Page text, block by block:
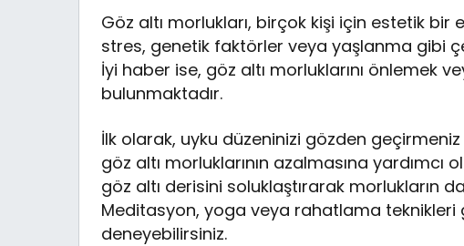
Göz altı morlukları, birçok kişi için estetik bir
stres, genetik faktörler veya yaşlanma gibi
İyi haber ise, göz altı morluklarını önlemek
bulunmaktadır.
İlk olarak, uyku düzeninizi gözden
göz altı morluklarının azalmasına
göz altı derisini soluklaştırarak morlukların
Meditasyon, yoga veya rahatlama
deneyebilirsiniz.